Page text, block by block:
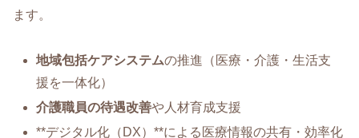
ます。
地域包括ケアシステムの推進（医療・介護・生活支
援を一体化）
介護職員の待遇改善や人材育成支援
**デジタル化（DX）**による医療情報の共有・効率化